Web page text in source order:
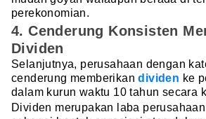
perekonomian.
4. Cenderung Konsisten
Dividen
Selanjutnya, perusahaan dengan
cenderung memberikandividen ke
dalam kurun waktu 10 tahun secara
Dividen merupakan laba